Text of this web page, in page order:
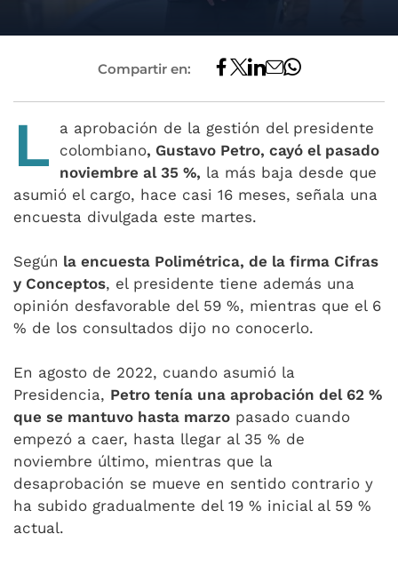
Compartir en:
L
a aprobación de la gestión del presidente
colombiano, Gustavo Petro, cayó el pasado
noviembre al 35 %, la más baja desde que
asumió el cargo, hace casi 16 meses, señala una
encuesta divulgada este martes.
Según la encuesta Polimétrica, de la firma Cifras
y Conceptos, el presidente tiene además una
opinión desfavorable del 59 %, mientras que el 6
% de los consultados dijo no conocerlo.
En agosto de 2022, cuando asumió la
Presidencia, Petro tenía una aprobación del 62 %
que se mantuvo hasta marzo pasado cuando
empezó a caer, hasta llegar al 35 % de
noviembre último, mientras que la
desaprobación se mueve en sentido contrario y
ha subido gradualmente del 19 % inicial al 59 %
actual.